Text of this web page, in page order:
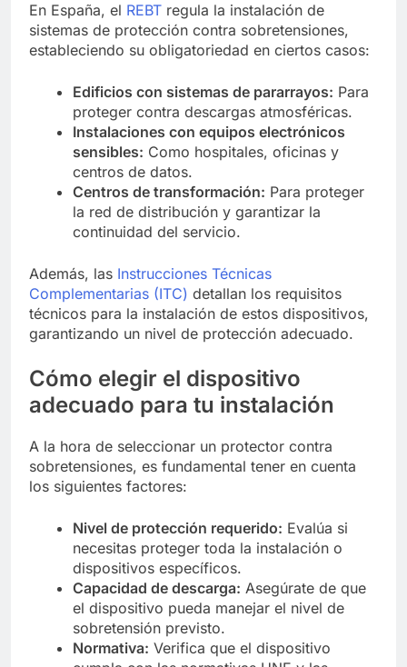
En España, el REBT regula la instalación de
sistemas de protección contra sobretensiones,
estableciendo su obligatoriedad en ciertos casos:
Edificios con sistemas de pararrayos: Para
proteger contra descargas atmosféricas.
Instalaciones con equipos electrónicos
sensibles: Como hospitales, oficinas y
centros de datos.
Centros de transformación: Para proteger
la red de distribución y garantizar la
continuidad del servicio.
Además, las Instrucciones Técnicas
Complementarias (ITC) detallan los requisitos
técnicos para la instalación de estos dispositivos,
garantizando un nivel de protección adecuado.
Cómo elegir el dispositivo
adecuado para tu instalación
A la hora de seleccionar un protector contra
sobretensiones, es fundamental tener en cuenta
los siguientes factores:
Nivel de protección requerido: Evalúa si
necesitas proteger toda la instalación o
dispositivos específicos.
Capacidad de descarga: Asegúrate de que
el dispositivo pueda manejar el nivel de
sobretensión previsto.
Normativa: Verifica que el dispositivo